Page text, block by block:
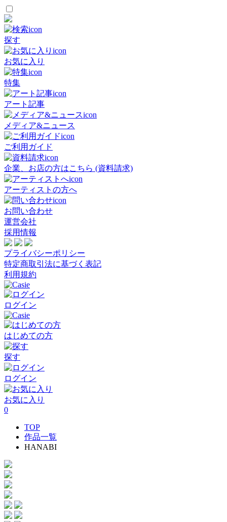
探す
お気に入り
特集
アート記事
メディア&ニュース
ご利用ガイド
企業、お店の方はこちら (資料請求)
アーティストの方へ
お問い合わせ
運営会社
採用情報
プライバシーポリシー
特定商取引法に基づく表記
利用規約
ログイン
はじめての方
探す
ログイン
お気に入り
0
TOP
作品一覧
HANABI